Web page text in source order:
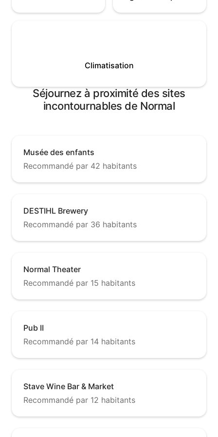
Climatisation
Séjournez à proximité des sites
incontournables de Normal
Musée des enfants
Recommandé par 42 habitants
DESTIHL Brewery
Recommandé par 36 habitants
Normal Theater
Recommandé par 15 habitants
Pub II
Recommandé par 14 habitants
Stave Wine Bar & Market
Recommandé par 12 habitants